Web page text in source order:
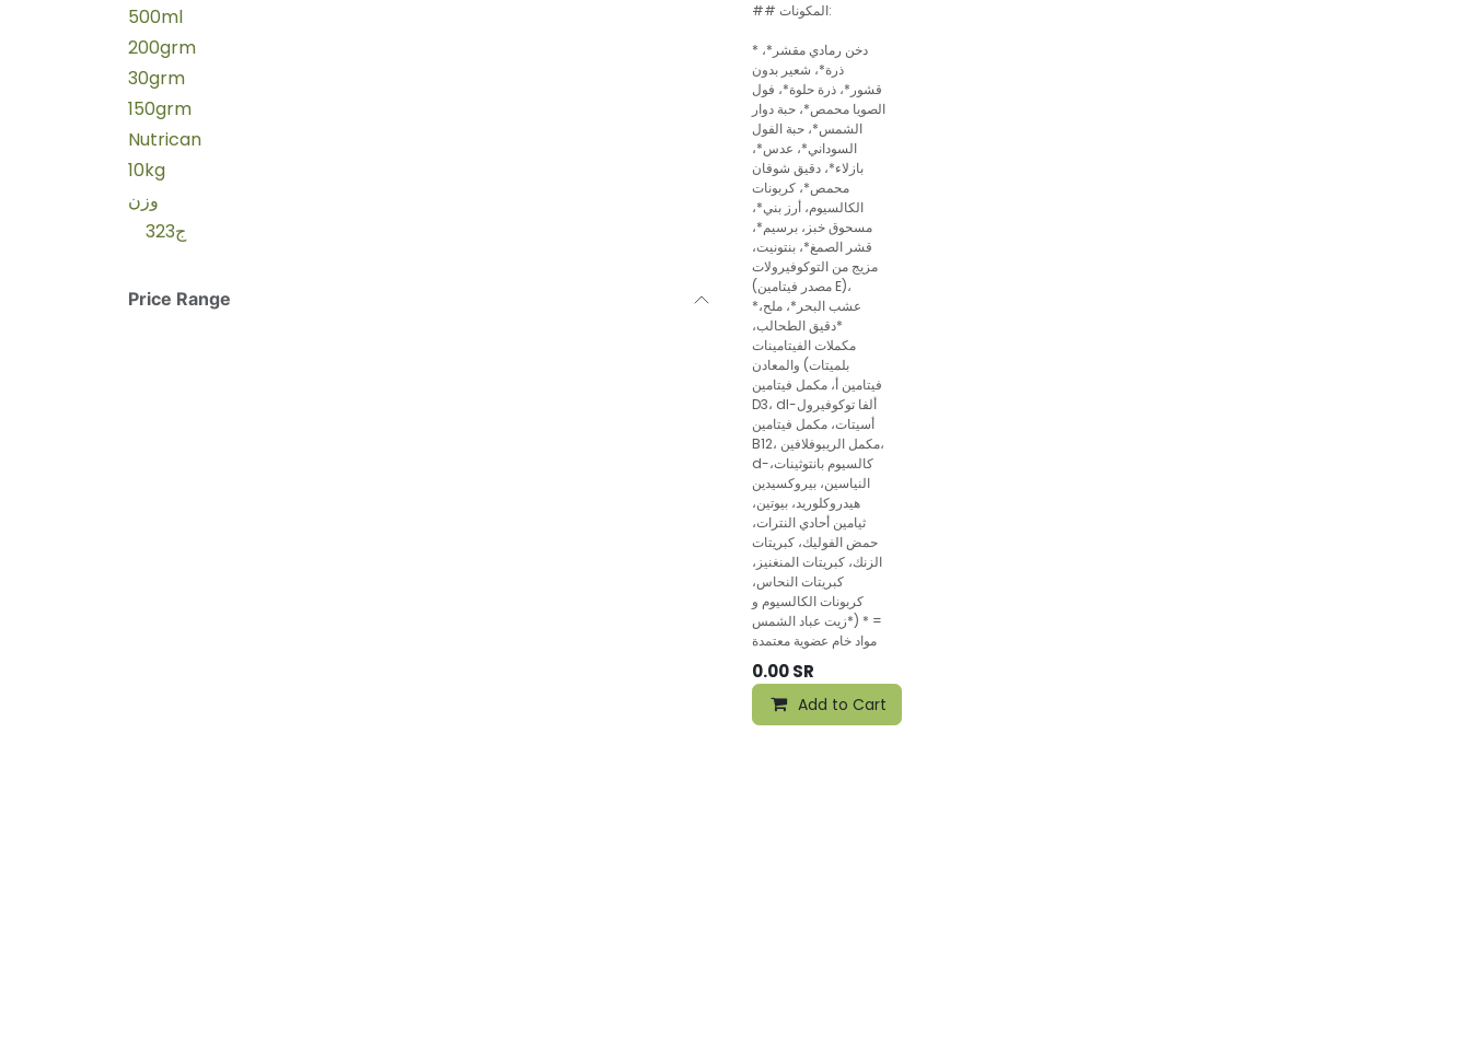
500ml
200grm
30grm
150grm
Nutrican
10kg
وزن
323ج
Price Range
## المكونات:
* دخن رمادي مقشر*،
ذرة*، شعير بدون
قشور*، ذرة حلوة*، فول
الصويا محمص*، حبة دوار
الشمس*، حبة الفول
السوداني*، عدس*،
بازلاء*، دقيق شوفان
محمص*، كربونات
الكالسيوم، أرز بني*،
مسحوق خبز، برسيم*،
قشر الصمغ*، بنتونيت،
مزيج من التوكوفيرولات
(مصدر فيتامين E)،
*عشب البحر*، ملح،
*دقيق الطحالب،
مكملات الفيتامينات
والمعادن (بلميتات
فيتامين أ، مكمل فيتامين
D3، dl-ألفا توكوفيرول
أسيتات، مكمل فيتامين
B12، مكمل الريبوفلافين،
d-كالسيوم بانتوثينات،
النياسين، بيروكسيدين
هيدروكلوريد، بيوتين،
ثيامين أحادي النترات،
حمض الفوليك، كبريتات
الزنك، كبريتات المنغنيز،
كبريتات النحاس،
كربونات الكالسيوم و
*زيت عباد الشمس) * =
مواد خام عضوية معتمدة
0.00SR
Add to Cart